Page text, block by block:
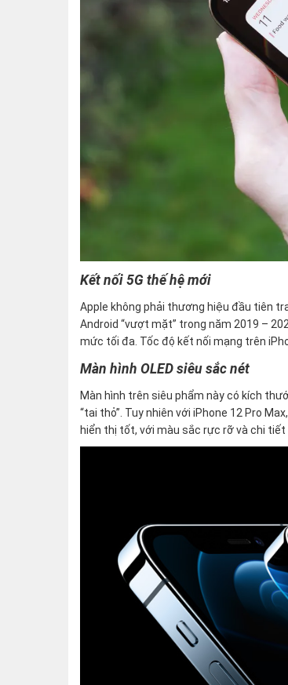
Kết nối 5G thế hệ mới
Apple không phải thương hiệu đầu tiên
Android “vượt mặt” trong năm 2019 –
mức tối đa. Tốc độ kết nối mạng trên
Màn hình OLED siêu sắc nét
Màn hình trên siêu phẩm này có kích
“tai thỏ”. Tuy nhiên với iPhone 12 Pro
hiển thị tốt, với màu sắc rực rỡ và chi tiết